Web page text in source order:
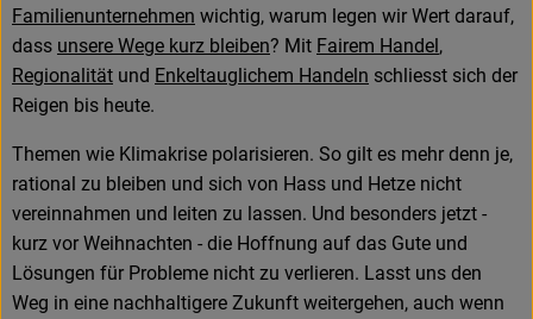
So geht’s
Über Grünland
Blog
Familienunternehmen wichtig, warum legen wir Wert darauf,
dass unsere Wege kurz bleiben? Mit Fairem Handel ,
Regionalität und Enkeltauglichem Handeln schliesst sich der
Reigen bis heute.
Themen wie Klimakrise polarisieren. So gilt es mehr denn je,
rational zu bleiben und sich von Hass und Hetze nicht
vereinnahmen und leiten zu lassen. Und besonders jetzt -
kurz vor Weihnachten - die Hoffnung auf das Gute und
Lösungen für Probleme nicht zu verlieren. Lasst uns den
Weg in eine nachhaltigere Zukunft weitergehen, auch wenn